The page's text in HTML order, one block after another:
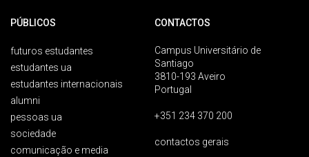
PÚBLICOS
futuros estudantes
estudantes ua
estudantes internacionais
alumni
pessoas ua
sociedade
comunicação e media
CONTACTOS
Campus Universitário de
Santiago
3810-193 Aveiro
Portugal
+351 234 370 200
contactos gerais